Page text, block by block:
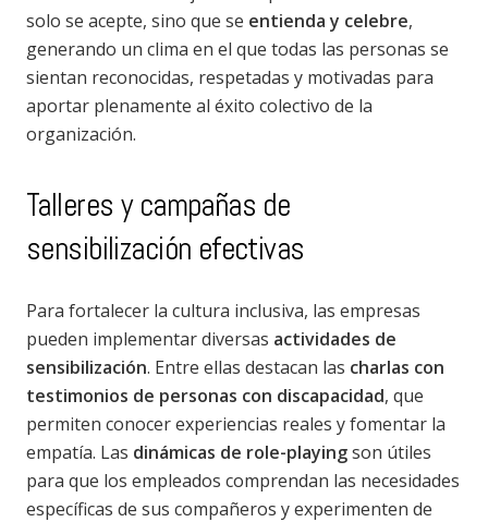
solo se acepte, sino que se entienda y celebre,
generando un clima en el que todas las personas se
sientan reconocidas, respetadas y motivadas para
aportar plenamente al éxito colectivo de la
organización.
Talleres y campañas de
sensibilización efectivas
Para fortalecer la cultura inclusiva, las empresas
pueden implementar diversas actividades de
sensibilización. Entre ellas destacan las charlas con
testimonios de personas con discapacidad, que
permiten conocer experiencias reales y fomentar la
empatía. Las dinámicas de role-playingson útiles
para que los empleados comprendan las necesidades
específicas de sus compañeros y experimenten de